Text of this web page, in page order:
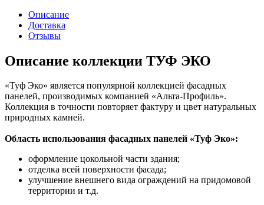
Описание
Доставка
Отзывы
Описание коллекции ТУФ ЭКО
«Туф Эко» является популярной коллекцией фасадных
панелей, производимых компанией «Альта-Профиль».
Коллекция в точности повторяет фактуру и цвет натуральных
природных камней.
Область использования фасадных панелей «Туф Эко»:
оформление цокольной части здания;
отделка всей поверхности фасада;
улучшение внешнего вида ограждений на придомовой
территории и т.д.